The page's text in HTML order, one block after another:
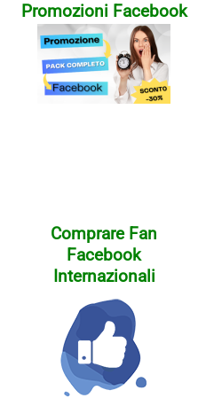
Promozioni Facebook
Comprare Fan
Facebook
Internazionali